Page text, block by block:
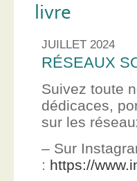
livre
JUILLET 2024
RÉSEAUX
Suivez toute
dédicaces,
sur les
– Sur
: https://